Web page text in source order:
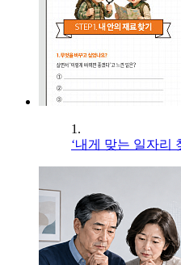
1.
‘내게 맞는 일자리